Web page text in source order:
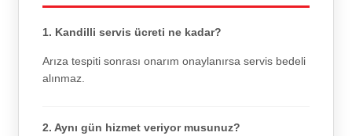
1. Kandilli servis ücreti ne kadar?
Arıza tespiti sonrası onarım onaylanırsa servis bedeli
alınmaz.
2. Aynı gün hizmet veriyor musunuz?